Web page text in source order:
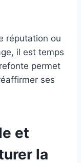
réputation ou
il est temps
permet
ses
et
la